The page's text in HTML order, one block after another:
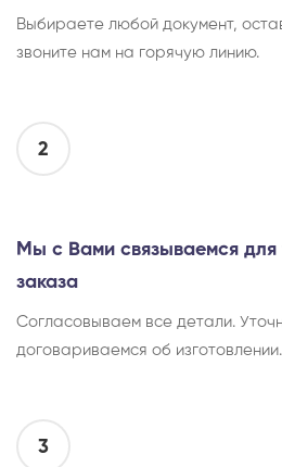
Выбираете любой документ,
звоните нам на горячую линию.
2
Мы с Вами связываемся для
заказа
Согласовываем все детали.
договариваемся об изготовлении.
3